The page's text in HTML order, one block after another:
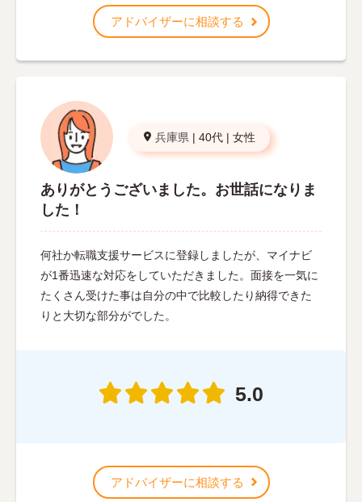
アドバイザーに相談する
兵庫県 | 40代 | 女性
ありがとうございました。お世話になりま
した！
何社か転職支援サービスに登録しましたが、マイナビ
が1番迅速な対応をしていただきました。面接を一気に
たくさん受けた事は自分の中で比較したり納得できた
りと大切な部分がでした。
5.0
アドバイザーに相談する